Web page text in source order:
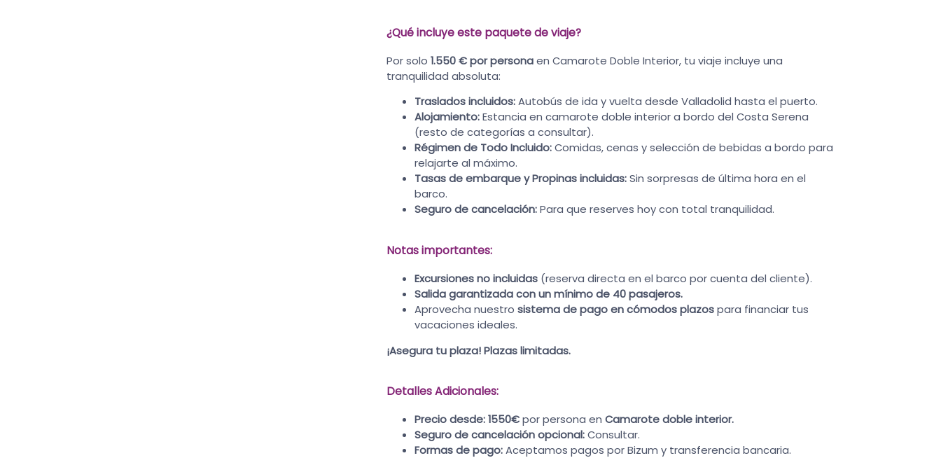
¿Qué incluye este paquete de viaje?
Por solo1.550 € por personaen Camarote Doble Interior, tu viaje incluye una
tranquilidad absoluta:
Traslados incluidos:Autobús de ida y vuelta desde Valladolid hasta el puerto.
Alojamiento:Estancia en camarote doble interior a bordo del Costa Serena
(resto de categorías a consultar).
Régimen de Todo Incluido:Comidas, cenas y selección de bebidas a bordo para
relajarte al máximo.
Tasas de embarque y Propinas incluidas:Sin sorpresas de última hora en el
barco.
Seguro de cancelación:Para que reserves hoy con total tranquilidad.
Notas importantes:
Excursiones no incluidas (reserva directa en el barco por cuenta del cliente).
Salida garantizada con un mínimo de 40 pasajeros.
Aprovecha nuestrosistema de pago en cómodos plazospara financiar tus
vacaciones ideales.
¡Asegura tu plaza! Plazas limitadas.
Detalles Adicionales:
Precio desde:1550€por persona enCamarote doble interior.
Seguro de cancelación opcional:Consultar.
Formas de pago:Aceptamos pagos por Bizum y transferencia bancaria.